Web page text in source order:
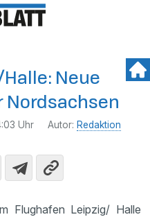
Neue
Uhr Autor: Redaktion
Flughafen Leipzig/ Halle